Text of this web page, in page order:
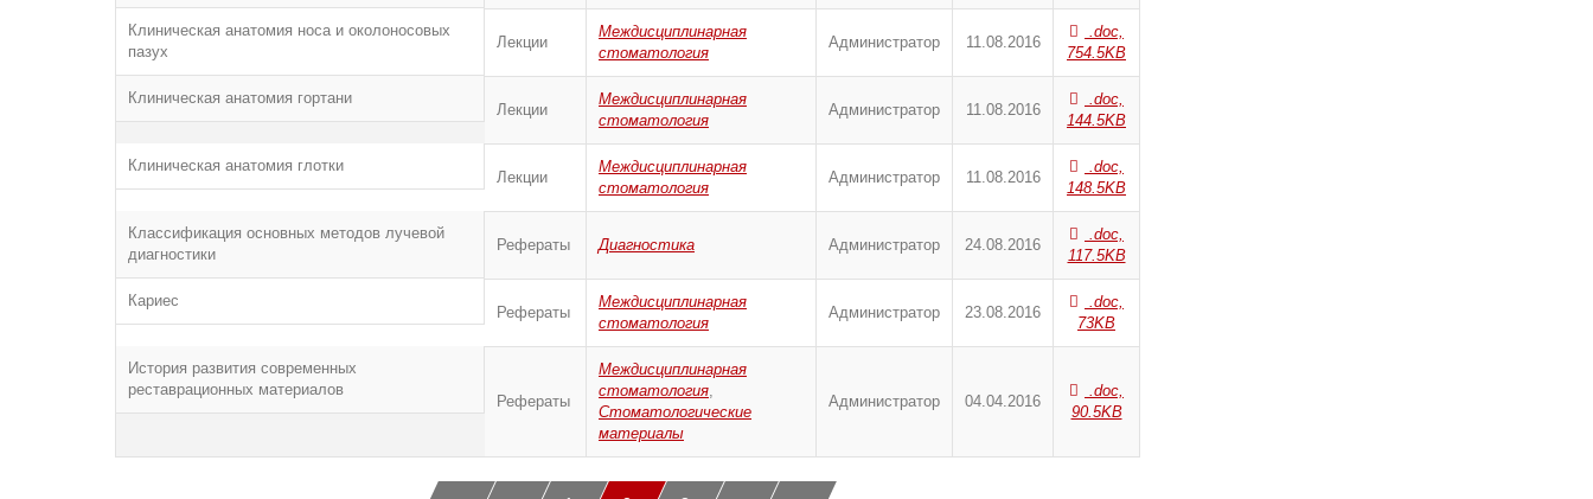
Клиническая анатомия носа и околоносовых
пазух
Лекции
Междисциплинарная
стоматология
Администратор 11.08.2016
.doc,
754.5KB
Клиническая анатомия гортани
Лекции
Междисциплинарная
стоматология
Администратор 11.08.2016
.doc,
144.5KB
Клиническая анатомия глотки
Лекции
Междисциплинарная
стоматология
Администратор 11.08.2016
.doc,
148.5KB
Классификация основных методов лучевой
диагностики
Рефераты Диагностика Администратор 24.08.2016
.doc,
117.5KB
Кариес
Рефераты
Междисциплинарная
стоматология
Администратор 23.08.2016
.doc,
73KB
История развития современных
реставрационных материалов
Рефераты
Междисциплинарная
стоматология,
Стоматологические
материалы
Администратор 04.04.2016
.doc,
90.5KB